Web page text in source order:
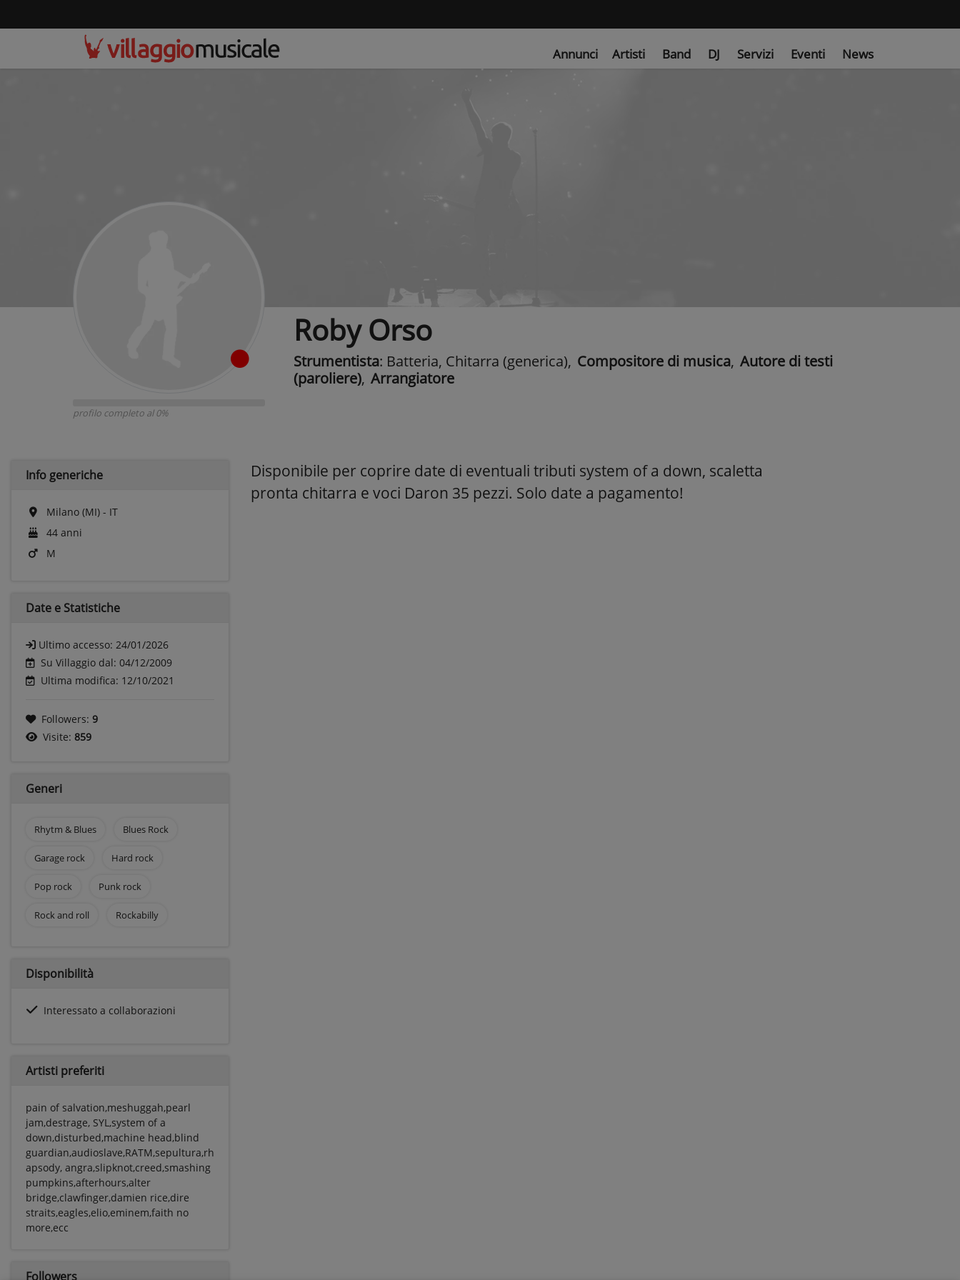
Annunci Artisti Band DJ Servizi Eventi News
profilo completo al 0%
Roby Orso
Strumentista: Batteria, Chitarra (generica), Compositore di musica, Autore di testi
(paroliere), Arrangiatore
Info generiche
Milano (MI) - IT
44 anni
M
Date e Statistiche
Ultimo accesso: 24/01/2026
Su Villaggio dal: 04/12/2009
Ultima modifica: 12/10/2021
Followers: 9
Visite: 859
Generi
Rhytm & Blues Blues Rock
Garage rock Hard rock
Pop rock Punk rock
Rock and roll Rockabilly
Disponibilità
Interessato a collaborazioni
Artisti preferiti
pain of salvation,meshuggah,pearl
jam,destrage, SYL,system of a
down,disturbed,machine head,blind
guardian,audioslave,RATM,sepultura,rh
apsody, angra,slipknot,creed,smashing
pumpkins,afterhours,alter
bridge,clawfinger,damien rice,dire
straits,eagles,elio,eminem,faith no
more,ecc
Followers
Disponibile per coprire date di eventuali tributi system of a down, scaletta
pronta chitarra e voci Daron 35 pezzi. Solo date a pagamento!